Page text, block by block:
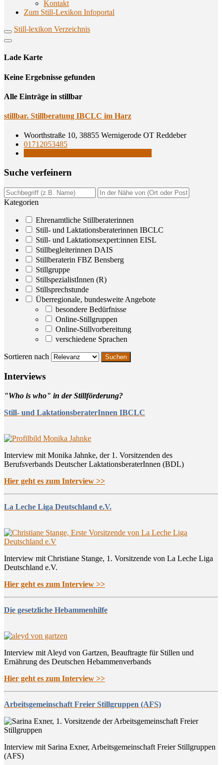
Kon­takt
Zum Still-Lexikon Infoportal
Still-lexikon Verzeichnis
Lade Karte
Кeine Ergebnisse gefunden
Alle Einträge in stillbar
still­bar. Still­be­ra­tung IBCLC im Harz
Woorthstraße 10, 38855 Wernigerode OT Reddeber
01712053485
Suche ver­fei­nern
Kategorien
Ehrenamtliche Stillberaterinnen
Still- und Laktationsberaterinnen IBCLC
Still- und Laktationsexpert:innen EISL
Stillbegleiterinnen DAIS
Stillberaterin FBZ Bensberg
Stillgruppe
StillspezialistInnen (R)
Stillsprechstunde
Überregionale, bundesweite Angebote
besondere Bedürfnisse
Online-Stillgruppen
Online-Stillvorbereitung
verschiedene Sprachen
Sortieren nach
Inter­views
"Who is who" in der Stillförderung?
Still- und LaktationsberaterInnen IBCLC
Interview mit Monika Jahnke, der 1. Vorsitzenden des
Berufsverbands Deutscher LaktationsberaterInnen (BDL)
Hier geht es zum Interview >>
La Leche Liga Deutschland e.V.
Interview mit Christiane Stange, 1. Vorsitzende von La Leche Liga
Deutschland e.V.
Hier geht es zum Interview >>
Die gesetzliche Hebammenhilfe
Interview mit Aleyd von Gartzen, Beauftragte für Stillen und
Ernährung des Deutschen Hebammenverbands
Hier geht es zum Interview >>
Arbeitsgemeinschaft Freier Stillgruppen (AFS)
Interview mit Sarina Exner, Arbeitsgemeinschaft Freier Stillgruppen
(AFS)